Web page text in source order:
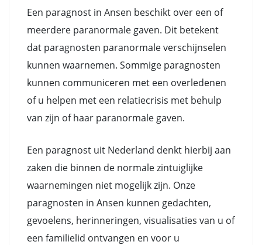
Een paragnost in Ansen beschikt over een of
meerdere paranormale gaven. Dit betekent
dat paragnosten paranormale verschijnselen
kunnen waarnemen. Sommige paragnosten
kunnen communiceren met een overledenen
of u helpen met een relatiecrisis met behulp
van zijn of haar paranormale gaven.
Een paragnost uit Nederland denkt hierbij aan
zaken die binnen de normale zintuiglijke
waarnemingen niet mogelijk zijn. Onze
paragnosten in Ansen kunnen gedachten,
gevoelens, herinneringen, visualisaties van u of
een familielid ontvangen en voor u